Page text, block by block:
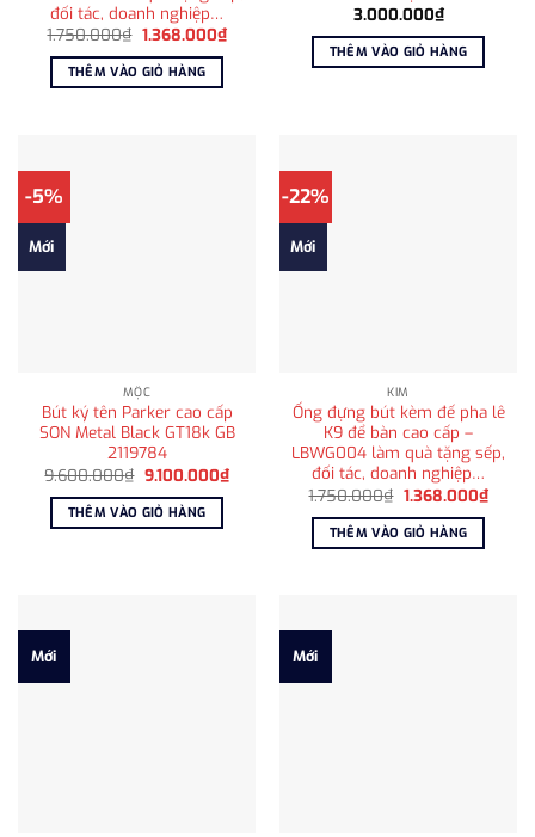
đối tác, doanh nghiệp…
1.750.000₫ Giá
là:
1.750.000₫.
1.368.000₫Giá
hiện
THÊM VÀO GIỎ HÀNG
3.000.000₫
THÊM VÀO GIỎ HÀNG
-5%
Mới
MỘC
Bút ký tên Parker cao cấp
SON Metal Black GT18k GB
2119784
9.600.000₫ Giá
là:
9.600.000₫.
9.100.000₫Giá
hiện
THÊM VÀO GIỎ HÀNG
-22%
Mới
KIM
Ống đựng bút kèm đế pha lê
K9 để bàn cao cấp –
LBWG004 làm quà tặng sếp,
đối tác, doanh nghiệp…
1.750.000₫ Giá
là:
1.750.000₫.
1.368.000₫Giá
hiện
THÊM VÀO GIỎ HÀNG
Mới Mới